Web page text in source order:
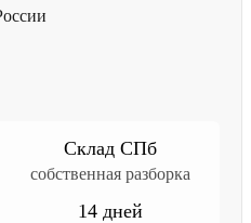
Склад СПб
собственная разборка
14 дней